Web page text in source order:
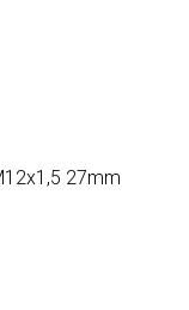
27mm